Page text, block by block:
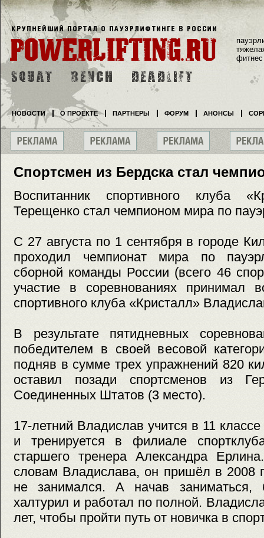
Спортсмен из Бердска стал
Воспитанник спортивного клуба
Терещенко стал чемпионом мира по
С 27 августа по 1 сентября в городе
проходил чемпионат мира по
сборной команды России (всего 46
участие в соревнованиях принимал
спортивного клуба «Кристалл»
В результате пятидневных
победителем в своей весовой
подняв в сумме трех упражнений 820
оставил позади спортсменов из
Соединенных Штатов (3 место).
17-летний Владислав учится в 11
и тренируется в филиале
старшего тренера Александра
словам Владислава, он пришёл в 2008
не занимался. А начав заниматься,
халтурил и работал по полной.
лет, чтобы пройти путь от новичка в
фитнес
НОВОСТИ О ПРОЕКТЕ ПАРТНЕРЫ ФОРУМ АНОНСЫ